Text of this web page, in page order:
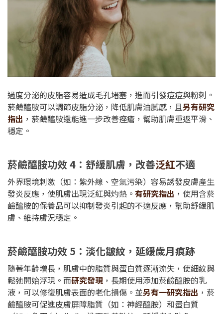
過度分泌的皮脂容易造成毛孔堵塞，進而引發痘痘與粉刺。
菸鹼醯胺可以調節皮脂分泌，降低肌膚油膩感，且另有研究
指出 ，菸鹼醯胺還能進一步改善痤瘡，幫助肌膚重返平滑、
穩定。
菸鹼醯胺功效 4：舒緩肌膚，改善泛紅不適
外界環境刺激（如：紫外線、空氣污染）容易誘發皮膚產生
發炎反應，使肌膚出現泛紅與灼熱。 有研究指出 ，使用含菸
鹼醯胺的保養品可以抑制發炎引起的不適反應，幫助舒緩肌
膚、維持膚況穩定。
菸鹼醯胺功效 5：淡化皺紋，延緩歲月痕跡
隨著年齡增長，肌膚中的脂質與蛋白質逐漸流失，使細紋與
鬆弛開始浮現。而研究發現 ，長期使用添加菸鹼醯胺的乳
液，可以修復肌膚表面的老化損傷。並另有一研究指出 ，菸
鹼醯胺可促進皮膚屏障脂質（如：神經醯胺）和蛋白質